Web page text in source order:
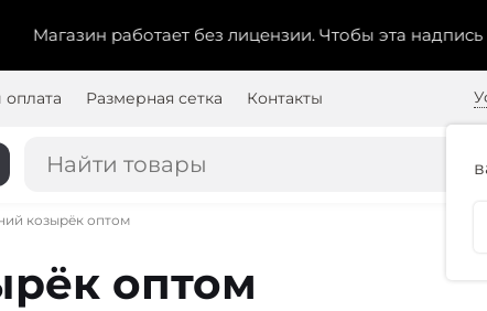
Магазин работает без лицензии.Чтобы эта надпись
оплата Размерная сетка Контакты
козырёк оптом
оптом